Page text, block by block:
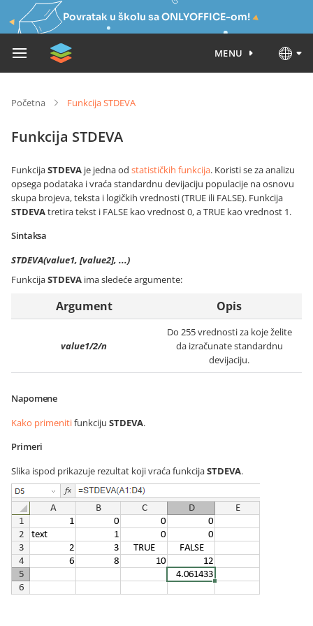
Povratak u školu sa ONLYOFFICE-om!
MENU
Početna Funkcija STDEVA
Funkcija STDEVA
FunkcijaSTDEVA je jedna od statističkih funkcija. Koristi se za analizu
opsega podataka i vraća standardnu devijaciju populacije na osnovu
skupa brojeva, teksta i logičkih vrednosti (TRUE ili FALSE). Funkcija
STDEVAtretira tekst i FALSE kao vrednost 0, a TRUE kao vrednost 1.
Sintaksa
STDEVA(value1, [value2], ...)
FunkcijaSTDEVA ima sledeće argumente:
Argument Opis
value1/2/n
Do 255 vrednosti za koje želite
da izračunate standardnu
devijaciju.
Napomene
Kako primenitifunkciju STDEVA.
Primeri
Slika ispod prikazuje rezultat koji vraća funkcijaSTDEVA.